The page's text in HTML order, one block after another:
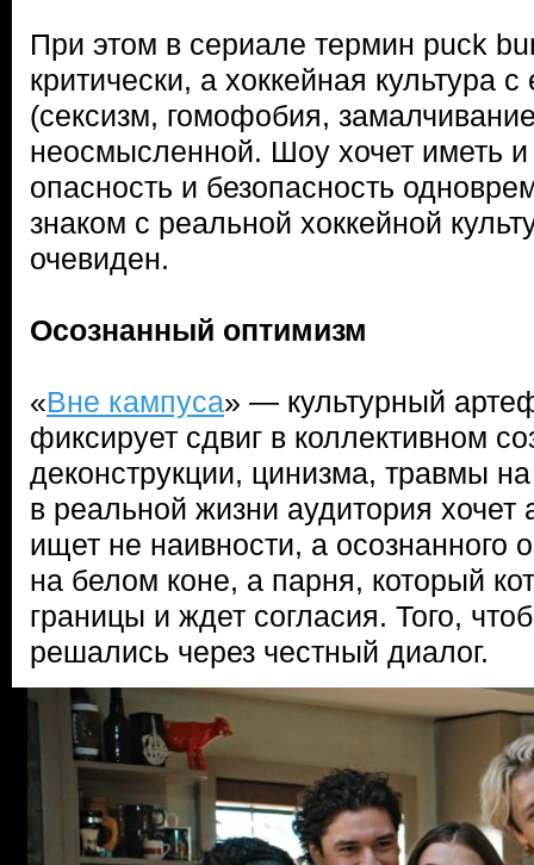
При этом в сериале термин puck
критически, а хоккейная культура
(сексизм, гомофобия,
неосмысленной. Шоу хочет иметь
опасность и безопасность
знаком с реальной хоккейной
очевиден.
Осознанный оптимизм
«Вне кампуса» — культурный
фиксирует сдвиг в коллективном
деконструкции, цинизма, травмы
в реальной жизни аудитория хочет
ищет не наивности, а осознанного
на белом коне, а парня, который
границы и ждет согласия. Того,
решались через честный диалог.